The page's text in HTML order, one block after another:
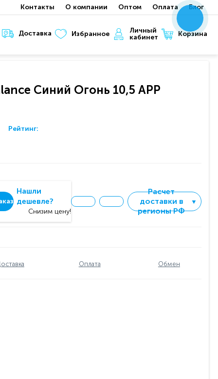
Контакты О компании Оптом Оплата Блог
Доставка Избранное
Личный
кабинет
Корзина
Синий Огонь 10,5 APP
Рейтинг:
Нашли
дешевле?
Снизим цену!
Расчет
доставки в
регионы РФ
▼
Оплата Обмен
xxx